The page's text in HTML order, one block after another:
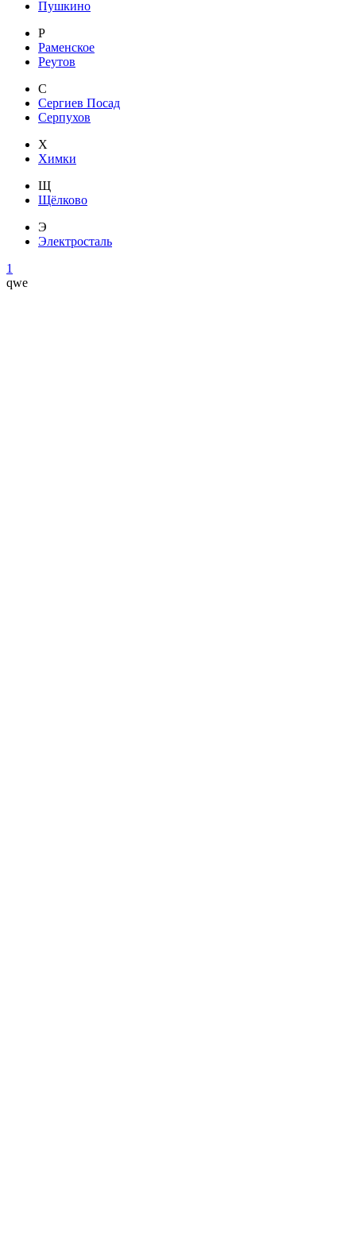
Пушкино
Р
Раменское
Реутов
С
Сергиев Посад
Серпухов
Х
Химки
Щ
Щёлково
Э
Электросталь
1
qwe